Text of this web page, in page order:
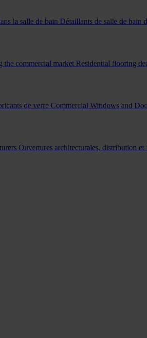
la salle de bain Détaillants de salle de bain
the commercial market Residential flooring
de verre Commercial Windows and
Ouvertures architecturales, distribution et